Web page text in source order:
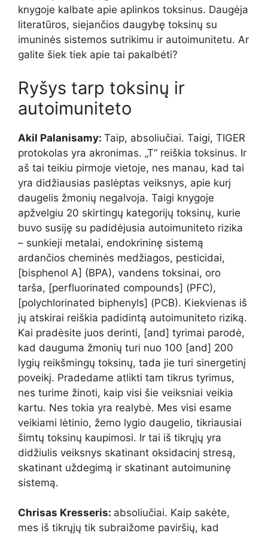
knygoje kalbate apie aplinkos toksinus. Daugėja
literatūros, siejančios daugybę toksinų su
imuninės sistemos sutrikimu ir autoimunitetu. Ar
galite šiek tiek apie tai pakalbėti?
Ryšys tarp toksinų ir
autoimuniteto
Akil Palanisamy: Taip, absoliučiai. Taigi, TIGER
protokolas yra akronimas. „T“ reiškia toksinus. Ir
aš tai teikiu pirmoje vietoje, nes manau, kad tai
yra didžiausias paslėptas veiksnys, apie kurį
daugelis žmonių negalvoja. Taigi knygoje
apžvelgiu 20 skirtingų kategorijų toksinų, kurie
buvo susiję su padidėjusia autoimuniteto rizika
– sunkieji metalai, endokrininę sistemą
ardančios cheminės medžiagos, pesticidai,
[bisphenol A] (BPA), vandens toksinai, oro
tarša, [perfluorinated compounds] (PFC),
[polychlorinated biphenyls] (PCB). Kiekvienas iš
jų atskirai reiškia padidintą autoimuniteto riziką.
Kai pradėsite juos derinti, [and] tyrimai parodė,
kad dauguma žmonių turi nuo 100 [and] 200
lygių reikšmingų toksinų, tada jie turi sinergetinį
poveikį. Pradedame atlikti tam tikrus tyrimus,
nes turime žinoti, kaip visi šie veiksniai veikia
kartu. Nes tokia yra realybė. Mes visi esame
veikiami lėtinio, žemo lygio daugelio, tikriausiai
šimtų toksinų kaupimosi. Ir tai iš tikrųjų yra
didžiulis veiksnys skatinant oksidacinį stresą,
skatinant uždegimą ir skatinant autoimuninę
sistemą.
Chrisas Kresseris: absoliučiai. Kaip sakėte,
mes iš tikrųjų tik subraižome paviršių, kad